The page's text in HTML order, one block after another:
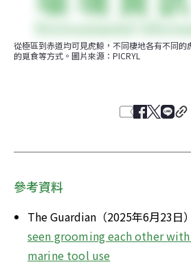
從極區到赤道均可見虎鯨，不同棲地各有不同的
的覓食等方式。圖片來源：PICRYL
參考資料
The Guardian（2025年6月23日
seen grooming each other
marine tool use